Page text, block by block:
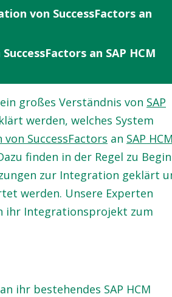
von SuccessFactors an
an SAP HCM
großes Verständnis von SAP
werden, welches System
SuccessFactors an SAP HCM
finden in der Regel zu
zur Integration geklärt
werden. Unsere Experten
ihr Integrationsprojekt zum
ihr bestehendes SAP HCM